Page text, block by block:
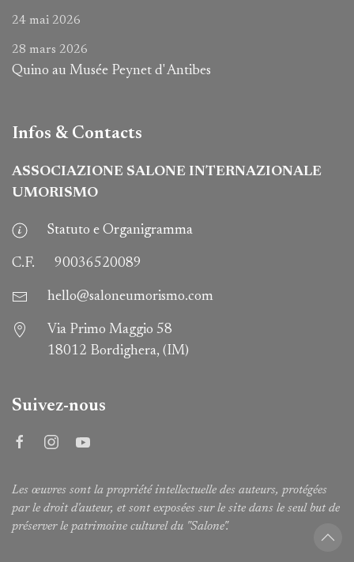
24 mai 2026
28 mars 2026
Quino au Musée Peynet d' Antibes
Infos & Contacts
ASSOCIAZIONE SALONE INTERNAZIONALE
UMORISMO
Statuto e Organigramma
C.F. 90036520089
hello@saloneumorismo.com
Via Primo Maggio 58
18012 Bordighera, (IM)
Suivez-nous
Les œuvres sont la propriété intellectuelle des auteurs, protégées
par le droit d'auteur, et sont exposées sur le site dans le seul but de
préserver le patrimoine culturel du "Salone".